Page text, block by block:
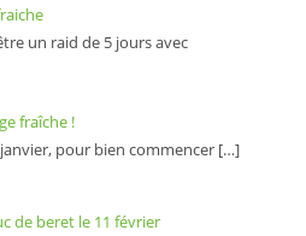
un raid de 5 jours avec
fraîche !
janvier, pour bien commencer […]
de beret le 11 février